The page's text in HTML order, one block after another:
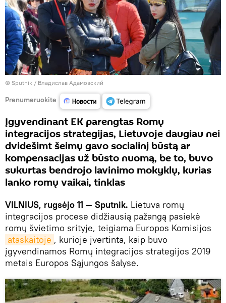
© Sputnik / Владислав Адамовский
Prenumeruokite
Įgyvendinant EK parengtas Romų
integracijos strategijas, Lietuvoje daugiau nei
dvidešimt šeimų gavo socialinį būstą ar
kompensacijas už būsto nuomą, be to, buvo
sukurtas bendrojo lavinimo mokyklų, kurias
lanko romų vaikai, tinklas
VILNIUS, rugsėjo 11 — Sputnik. Lietuva romų
integracijos procese didžiausią pažangą pasiekė
romų švietimo srityje, teigiama Europos Komisijos
ataskaitoje , kurioje įvertinta, kaip buvo
įgyvendinamos Romų integracijos strategijos 2019
metais Europos Sąjungos šalyse.